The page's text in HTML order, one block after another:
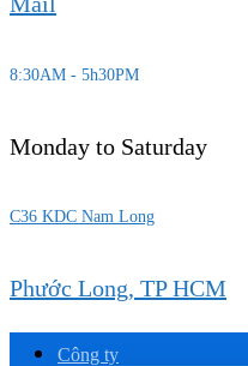
8:30AM - 5h30PM
Monday to Saturday
C36 KDC Nam Long
Phước Long, TP HCM
Công ty